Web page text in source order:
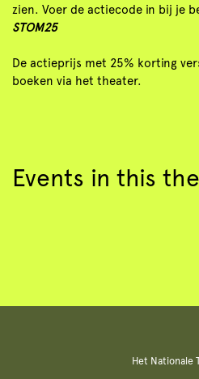
zien. Voer de actiecode in bij je
STOM25
De actieprijs met 25% korting
boeken via het theater.
Events in this
Het Nationale